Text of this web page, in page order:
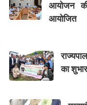
आयोजन
आयोजित
का